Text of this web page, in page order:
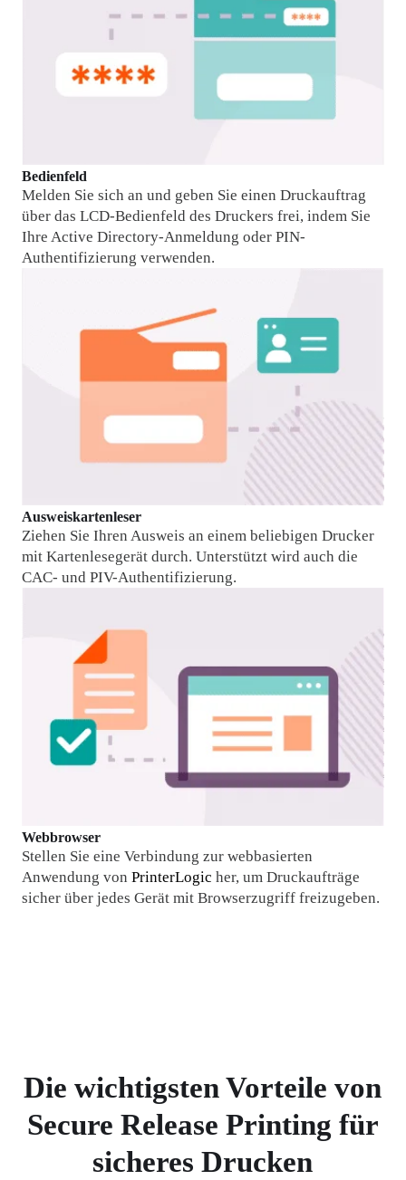
Bedienfeld
Melden Sie sich an und geben Sie einen Druckauftrag
über das LCD-Bedienfeld des Druckers frei, indem Sie
Ihre Active Directory-Anmeldung oder PIN-
Authentifizierung verwenden.
Ausweiskartenleser
Ziehen Sie Ihren Ausweis an einem beliebigen Drucker
mit Kartenlesegerät durch. Unterstützt wird auch die
CAC- und PIV-Authentifizierung.
Webbrowser
Stellen Sie eine Verbindung zur webbasierten
Anwendung von PrinterLogic her, um Druckaufträge
sicher über jedes Gerät mit Browserzugriff freizugeben.
Die wichtigsten Vorteile von
Secure Release Printing für
sicheres Drucken